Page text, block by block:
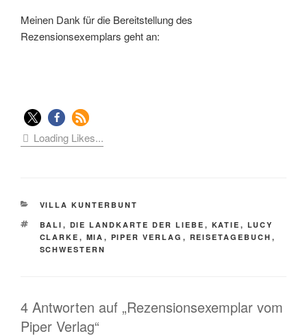
Meinen Dank für die Bereitstellung des
Rezensionsexemplars geht an:
Loading Likes...
KATEGORIEN
VILLA KUNTERBUNT
SCHLAGWÖRTER
BALI , DIE LANDKARTE DER LIEBE , KATIE , LUCY
CLARKE , MIA , PIPER VERLAG , REISETAGEBUCH ,
SCHWESTERN
4 Antworten auf „Rezensionsexemplar vom
Piper Verlag“